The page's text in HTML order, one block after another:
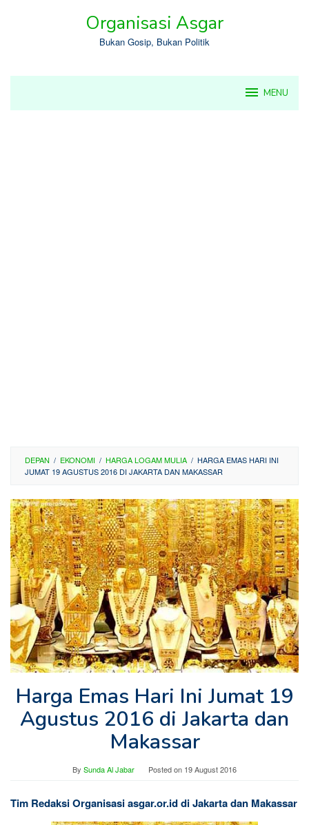
Organisasi Asgar
Bukan Gosip, Bukan Politik
MENU
DEPAN / EKONOMI / HARGA LOGAM MULIA / HARGA EMAS HARI INI
JUMAT 19 AGUSTUS 2016 DI JAKARTA DAN MAKASSAR
Harga Emas Hari Ini Jumat 19
Agustus 2016 di Jakarta dan
Makassar
By Sunda Al Jabar Posted on 19 August 2016
Tim Redaksi Organisasi asgar.or.id di Jakarta dan Makassar